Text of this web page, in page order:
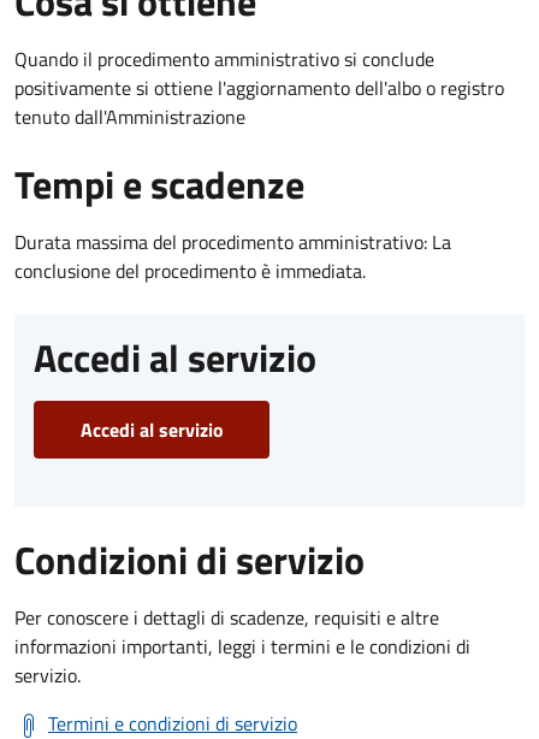
Quando il procedimento amministrativo si conclude
positivamente si ottiene l'aggiornamento dell'albo o registro
tenuto dall'Amministrazione
Tempi e scadenze
Durata massima del procedimento amministrativo: La
conclusione del procedimento è immediata.
Accedi al servizio
Accedi al servizio
Condizioni di servizio
Per conoscere i dettagli di scadenze, requisiti e altre
informazioni importanti, leggi i termini e le condizioni di
servizio.
Termini e condizioni di servizio